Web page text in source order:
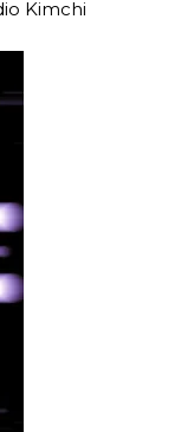
Kimchi